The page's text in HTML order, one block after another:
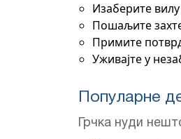
Изаберите
Пошаљите
Примите
Уживајте у
Популарне
Грчка нуди